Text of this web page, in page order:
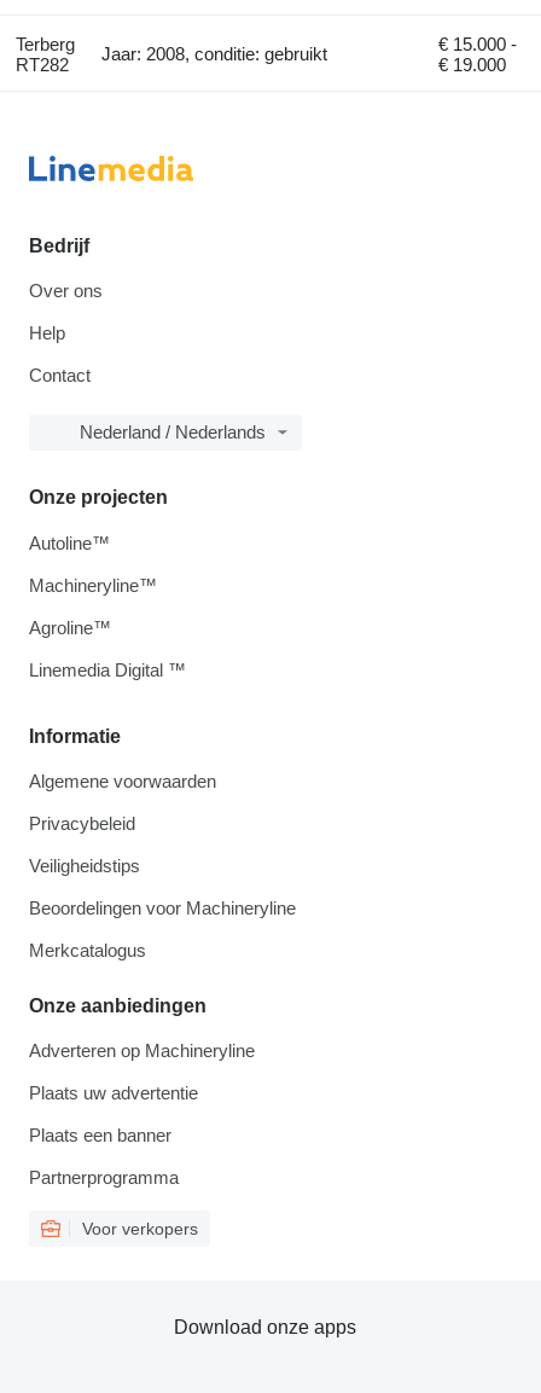
Terberg
RT282
Jaar: 2008, conditie: gebruikt
€ 15.000 -
€ 19.000
Bedrijf
Over ons
Help
Contact
Nederland / Nederlands
Informatie
Algemene voorwaarden
Privacybeleid
Veiligheidstips
Beoordelingen voor Machineryline
Merkcatalogus
Onze aanbiedingen
Adverteren op Machineryline
Plaats uw advertentie
Plaats een banner
Partnerprogramma
Voor verkopers
Onze projecten
Autoline™
Machineryline™
Agroline™
Linemedia Digital ™
Download onze apps